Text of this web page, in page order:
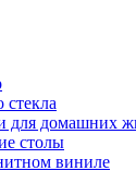
стекла
для домашних
столы
виниле